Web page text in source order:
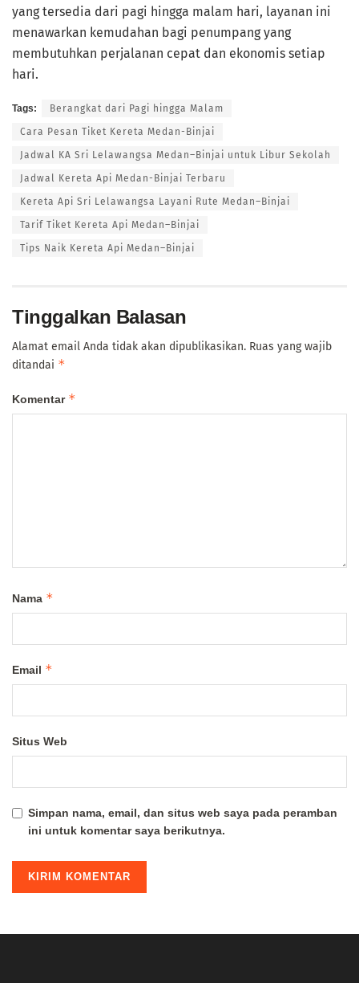
yang tersedia dari pagi hingga malam hari, layanan ini
menawarkan kemudahan bagi penumpang yang
membutuhkan perjalanan cepat dan ekonomis setiap
hari.
Tags: Berangkat dari Pagi hingga Malam
Cara Pesan Tiket Kereta Medan-Binjai
Jadwal KA Sri Lelawangsa Medan–Binjai untuk Libur Sekolah
Jadwal Kereta Api Medan-Binjai Terbaru
Kereta Api Sri Lelawangsa Layani Rute Medan–Binjai
Tarif Tiket Kereta Api Medan–Binjai
Tips Naik Kereta Api Medan–Binjai
Tinggalkan Balasan
Alamat email Anda tidak akan dipublikasikan. Ruas yang wajib
ditandai *
Komentar *
Nama *
Email *
Situs Web
Simpan nama, email, dan situs web saya pada peramban
ini untuk komentar saya berikutnya.